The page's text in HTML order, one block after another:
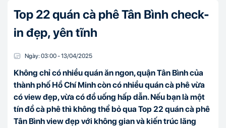
Top 22 quán cà phê Tân Bình check-
in đẹp, yên tĩnh
Ngày: 03:00-13/04/2025
Không chỉ có nhiều quán ăn ngon, quận Tân Bình của
thành phố Hồ Chí Minh còn có nhiều quán cà phê vừa
có view đẹp, vừa có đồ uống hấp dẫn. Nếu bạn là một
tín đồ cà phê thì không thể bỏ qua Top 22 quán cà phê
Tân Bình view đẹp với không gian và kiến trúc lãng